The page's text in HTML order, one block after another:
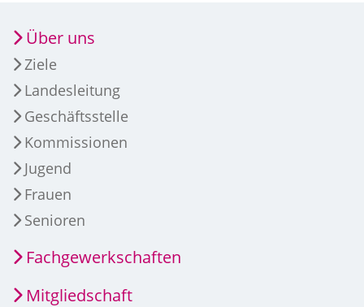
Über uns
Ziele
Landesleitung
Geschäftsstelle
Kommissionen
Jugend
Frauen
Senioren
Fachgewerkschaften
Mitgliedschaft